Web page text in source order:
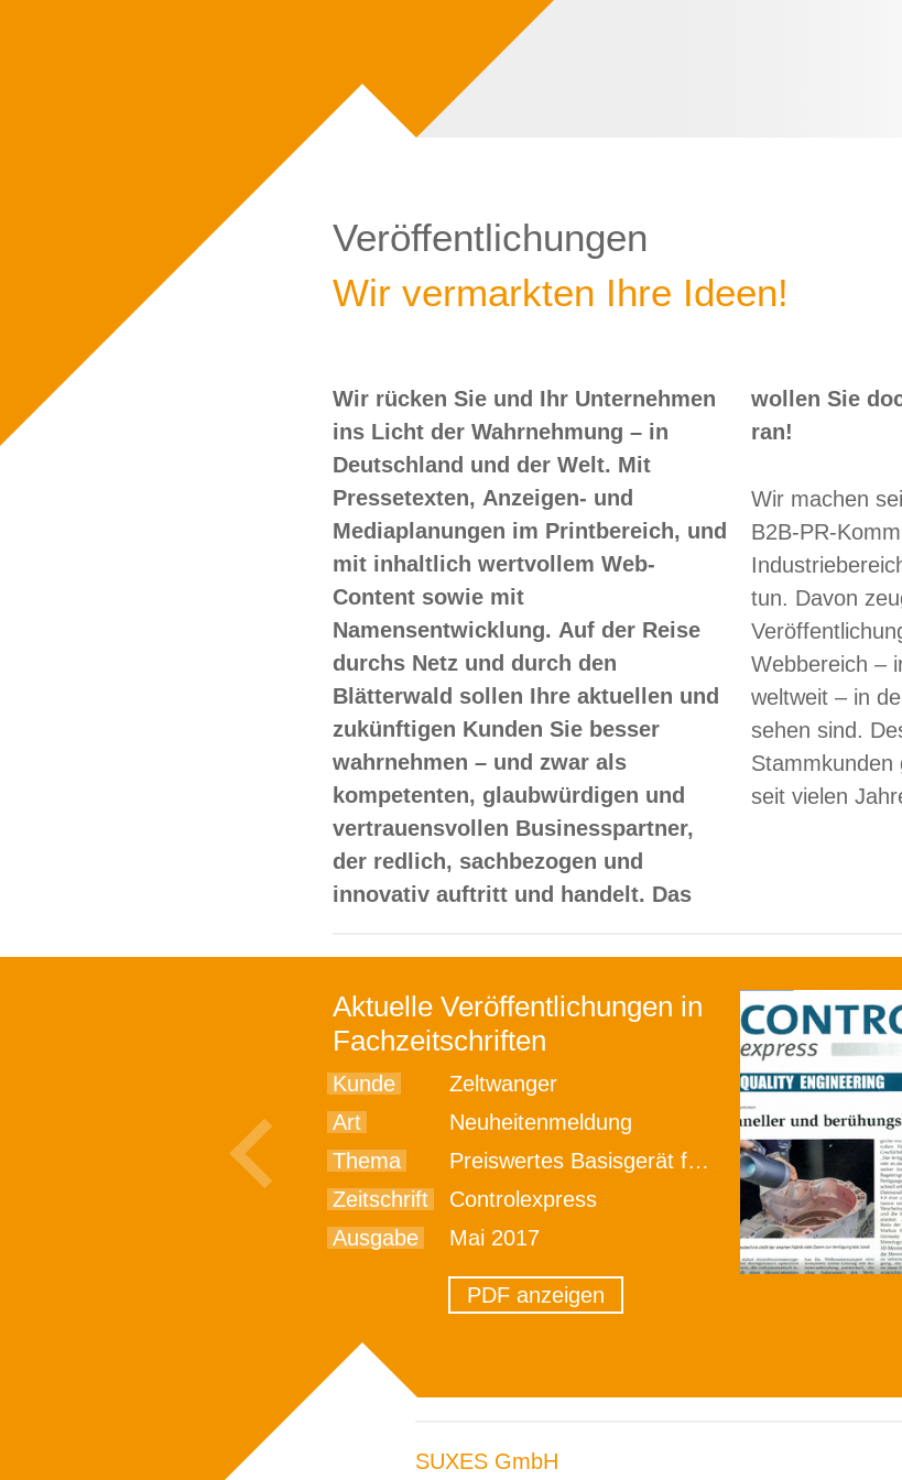
Veröffentlichungen
Wir vermarkten Ihre Ideen!
Wir rücken Sie und Ihr Unternehmen
ins Licht der Wahrnehmung – in
Deutschland und der Welt. Mit
Pressetexten, Anzeigen- und
Mediaplanungen im Printbereich, und
mit inhaltlich wertvollem Web-
Content sowie mit
Namensentwicklung. Auf der Reise
durchs Netz und durch den
Blätterwald sollen Ihre aktuellen und
zukünftigen Kunden Sie besser
wahrnehmen – und zwar als
kompetenten, glaubwürdigen und
vertrauensvollen Businesspartner,
der redlich, sachbezogen und
innovativ auftritt und handelt. Das
wollen Sie doch – oder? Dann nix wie
ran!
Wir machen
B2B-PR-
tun. Davon
Webbereich –
weltweit – in
sehen sind.
Stammkunden
seit vielen
Aktuelle Veröffentlichungen in
Fachzeitschriften
Kunde
Zeltwanger
Art
Neuheitenmeldung
Thema
Preiswertes Basisgerät für Standardaufgaben
Zeitschrift
Controlexpress
Ausgabe
Mai 2017
PDF anzeigen
SUXES GmbH